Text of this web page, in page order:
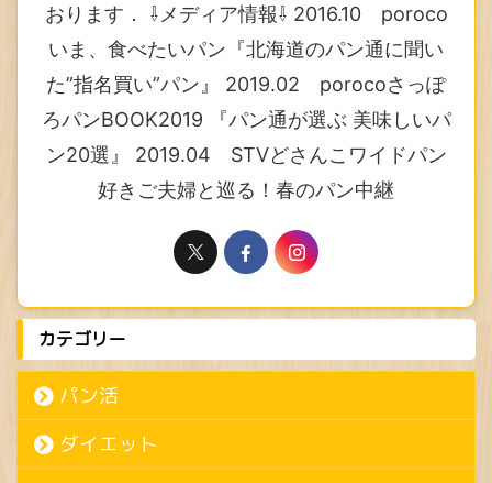
おります． ⇩メディア情報⇩ 2016.10 poroco
いま、食べたいパン『北海道のパン通に聞い
た”指名買い”パン』 2019.02 porocoさっぽ
ろパンBOOK2019 『パン通が選ぶ 美味しいパ
ン20選』 2019.04 STVどさんこワイドパン
好きご夫婦と巡る！春のパン中継
カテゴリー
パン活
ダイエット